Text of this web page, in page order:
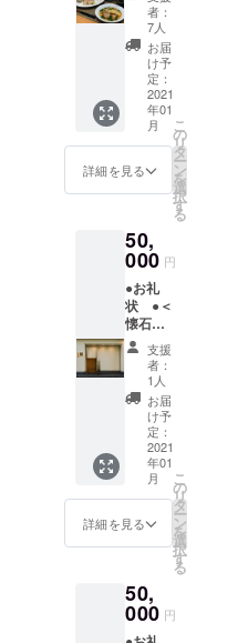
２名様
分の食
事券
（税込
１００
０円
セット
の食事
券を２
枚 ク
グ終了
後、郵
す。電
話予約
をお願
いしま
す。期
限は２
月１日
～３月
３１日
まで）
●「難波
ねぎご
はん」
「難波
「難波
ネギせ
んべ
MUJI
イオン
モール
堺北花
田店＞
（大阪
府堺市
北区東
浅香山
町４ー
１－１
モール
堺北花
田店１
Ｆ）選
べるメ
インと
３品デ
リセッ
ト ２
名様分
の食事
券（税
込１０
００円
セット
の食事
券２枚
ディン
グ終了
者：
7人
お届
け予
定：
2021
年01
月
詳細を見る
こ
の
リ
タ
ー
ン
を
選
択
す
る
50,
000 円
●お礼
状 ●＜
懐石料
理 雲
鶴 ＞
（大阪
市北区
天満1-
18-17）
特製
難波葱
懐石料
理 ２
名様分
の食事
０００
円コー
スの食
支援
者：
1人
お届
け予
定：
2021
年01
月
詳細を見る
こ
の
リ
タ
ー
ン
を
選
択
す
る
50,
000 円